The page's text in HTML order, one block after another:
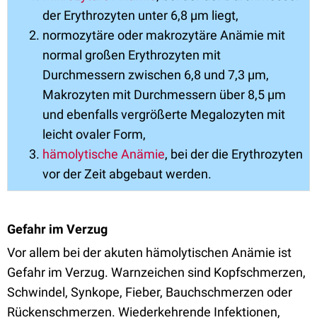
der Erythrozyten unter 6,8 µm liegt,
normozytäre oder makrozytäre Anämie mit
normal großen Erythrozyten mit
Durchmessern zwischen 6,8 und 7,3 µm,
Makrozyten mit Durchmessern über 8,5 µm
und ebenfalls vergrößerte Megalozyten mit
leicht ovaler Form,
hämolytische Anämie, bei der die Erythrozyten
vor der Zeit abgebaut werden.
Gefahr im Verzug
Vor allem bei der akuten hämolytischen Anämie ist
Gefahr im Verzug. Warnzeichen sind Kopfschmerzen,
Schwindel, Synkope, Fieber, Bauchschmerzen oder
Rückenschmerzen. Wiederkehrende Infektionen,